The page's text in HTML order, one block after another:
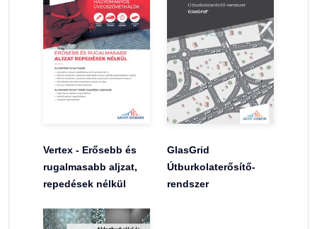
Vertex - Erősebb és
rugalmasabb aljzat,
repedések nélkül
GlasGrid
Útburkolaterősítő-
rendszer